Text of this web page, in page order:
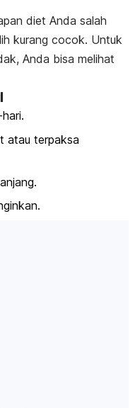
diet Anda salah
kurang cocok. Untuk
Anda bisa melihat
atau terpaksa